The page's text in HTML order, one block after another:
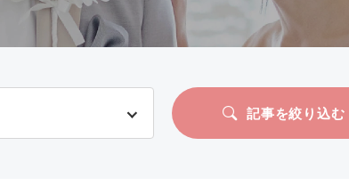
記事を絞り込む